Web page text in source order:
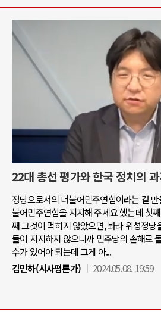
22대 총선 평가와 한국 정치의
정당으로서의 더불어민주연합이라는 걸
불어민주연합을 지지해 주세요 했는데 첫
째 그것이 먹히지 않았으면, 봐라 위성정당
들이 지지하지 않으니까 민주당의 손해로
수가 있어야 되는데 그게 아...
김민하(시사평론가)
2024.05.08. 19:59